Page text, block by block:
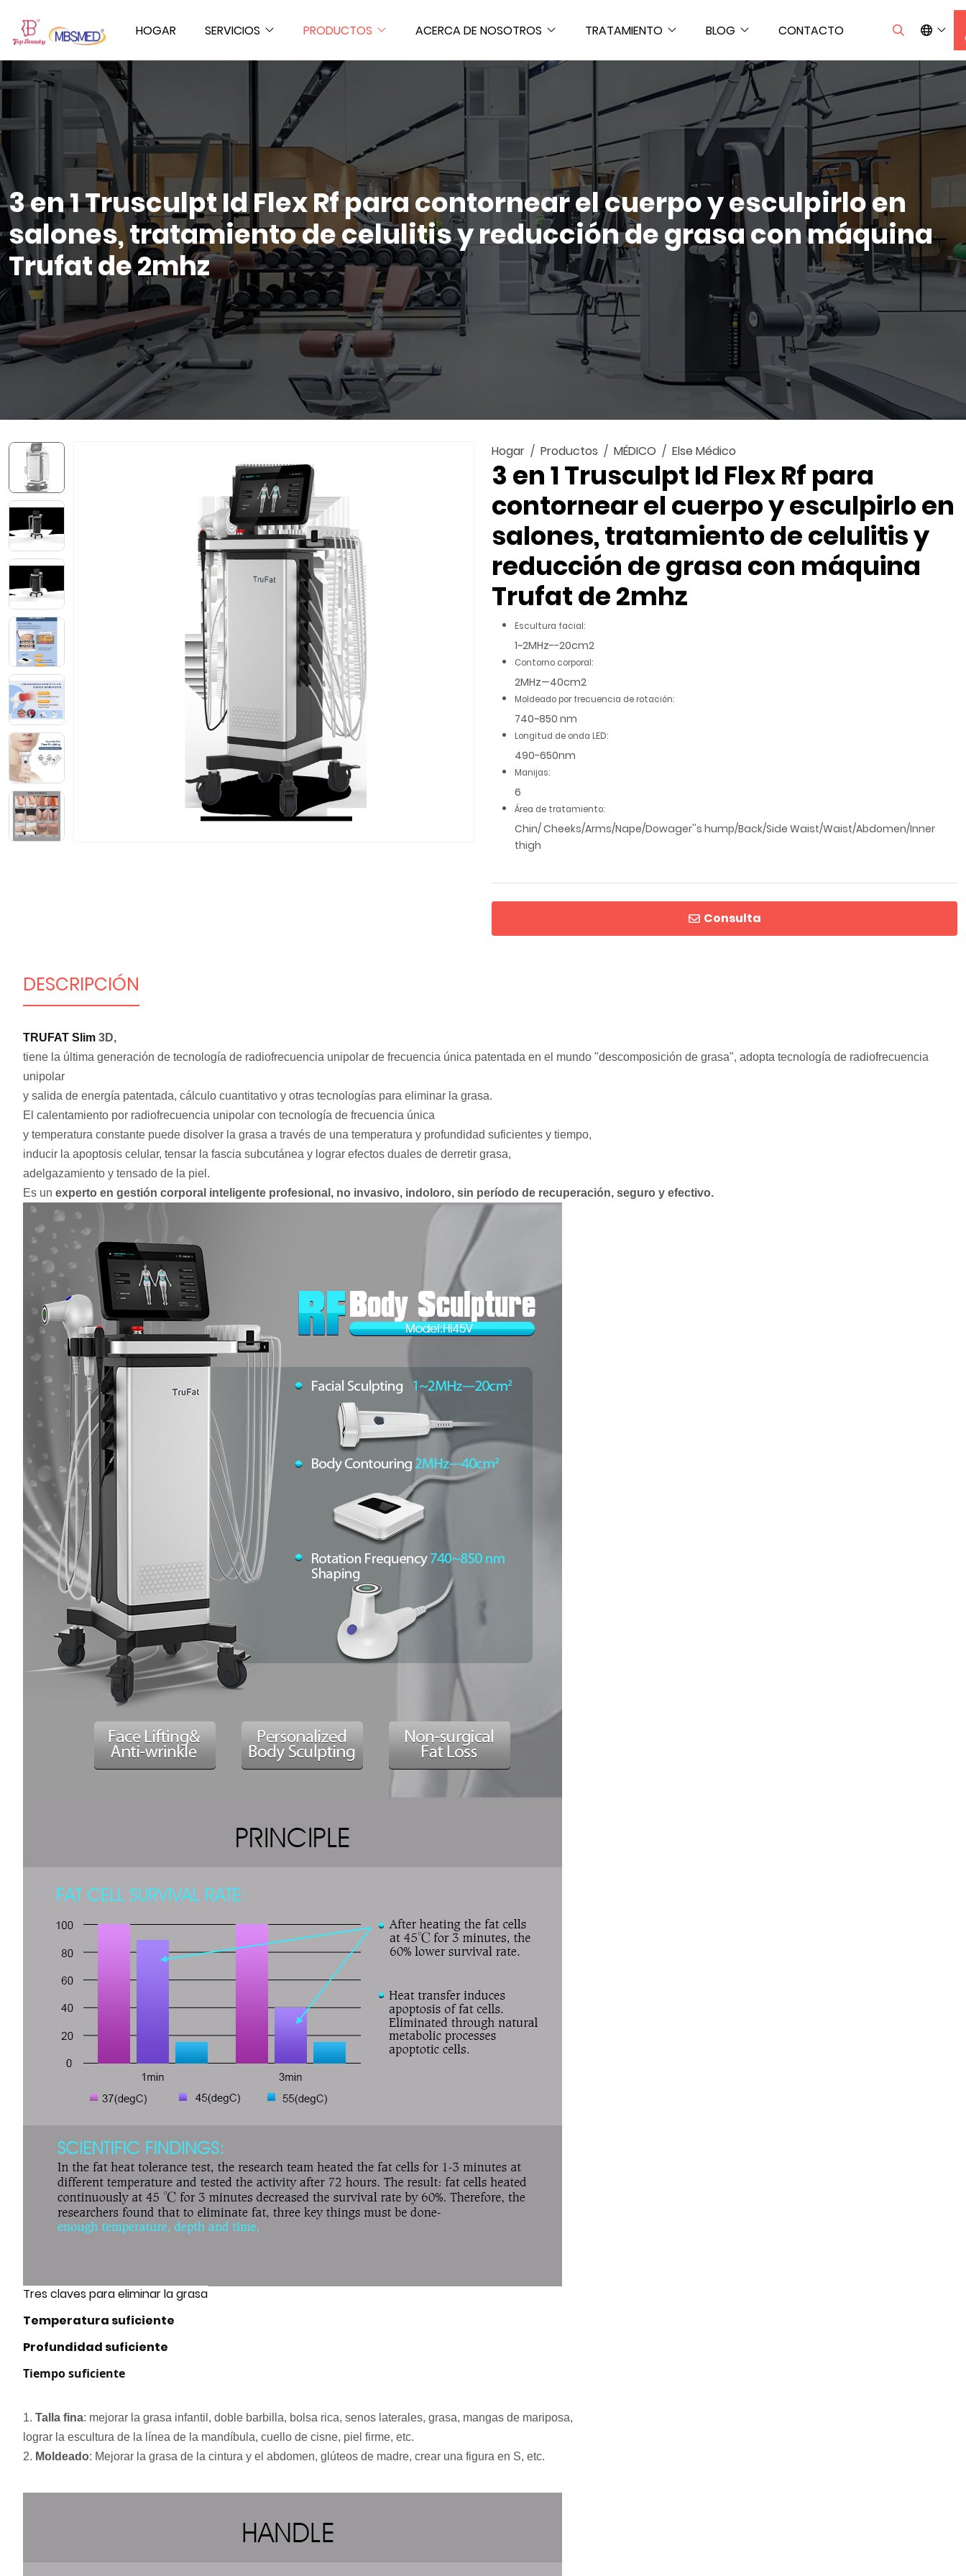
HOGAR SERVICIOS PRODUCTOS ACERCA DE NOSOTROS TRATAMIENTO BLOG CONTACTO
3 en 1 Trusculpt Id Flex Rf para contornear el cuerpo y esculpirlo en
salones, tratamiento de celulitis y reducción de grasa con máquina
Trufat de 2mhz
Hogar Productos MÉDICO Else Médico
3 en 1 Trusculpt Id Flex Rf para
contornear el cuerpo y esculpirlo en
salones, tratamiento de celulitis y
reducción de grasa con máquina
Trufat de 2mhz
Escultura facial:
1~2MHz--20cm2
Contorno corporal:
2MHz—40cm2
Moldeado por frecuencia de rotación:
740~850 nm
Longitud de onda LED:
490-650nm
Manijas:
6
Área de tratamiento:
Chin/ Cheeks/Arms/Nape/Dowager''s hump/Back/Side Waist/Waist/Abdomen/Inner
thigh
Consulta
DESCRIPCIÓN
TRUFAT Slim 3D,
tiene la última generación de tecnología de radiofrecuencia unipolar de frecuencia única patentada en el mundo "descomposición de grasa", adopta tecnología de radiofrecuencia
unipolar
y salida de energía patentada, cálculo cuantitativo y otras tecnologías para eliminar la grasa.
El calentamiento por radiofrecuencia unipolar con tecnología de frecuencia única
y temperatura constante puede disolver la grasa a través de una temperatura y profundidad suficientes y tiempo,
inducir la apoptosis celular, tensar la fascia subcutánea y lograr efectos duales de derretir grasa,
adelgazamiento y tensado de la piel.
Es un experto en gestión corporal inteligente profesional, no invasivo, indoloro, sin período de recuperación, seguro y efectivo.
Tres claves para eliminar la grasa
Temperatura suficiente
Profundidad suficiente
Tiempo suficiente
1. Talla fina: mejorar la grasa infantil, doble barbilla, bolsa rica, senos laterales, grasa, mangas de mariposa,
lograr la escultura de la línea de la mandíbula, cuello de cisne, piel firme, etc.
2. Moldeado: Mejorar la grasa de la cintura y el abdomen, glúteos de madre, crear una figura en S, etc.